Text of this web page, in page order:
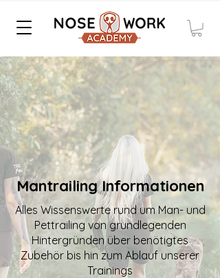
Mantrailing Informationen
Alles Wissenswerte rund um Man- und
Pettrailing von grundlegenden
Hintergründen über benötigtes
Zubehör bis hin zum Ablauf unserer
Trainings